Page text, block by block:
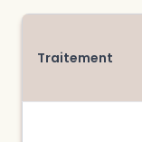
Traitement